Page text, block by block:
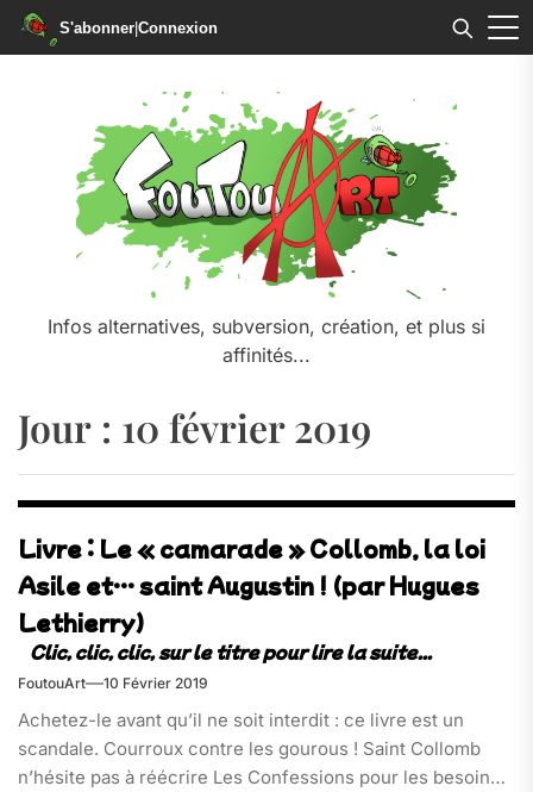
S'abonner|Connexion
Infos alternatives, subversion, création, et plus si
affinités...
Jour : 10 février 2019
Livre : Le « camarade » Collomb, la loi
Asile et… saint Augustin ! (par Hugues
Lethierry)
FoutouArt 10 Février 2019
Achetez-le avant qu’il ne soit interdit : ce livre est un
scandale. Courroux contre les gourous ! Saint Collomb
n’hésite pas à réécrire Les Confessions pour les besoins